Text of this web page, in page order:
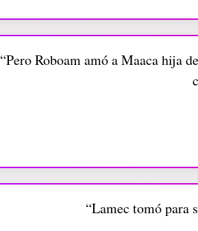
“Pero Roboam amó a Maaca hija
“Lamec tomó para